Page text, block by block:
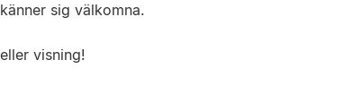
sig välkomna.
visning!